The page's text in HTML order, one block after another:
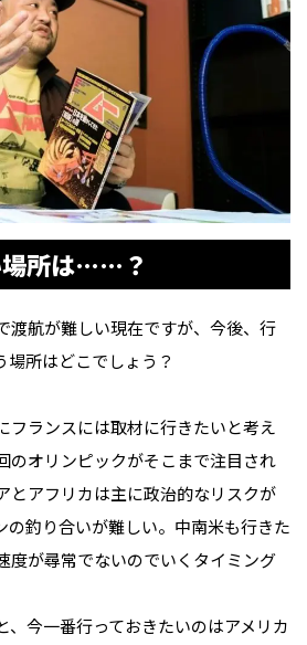
場所は……？
渡航が難しい現在ですが、今後、行
場所はどこでしょう？
フランスには取材に行きたいと考え
のオリンピックがそこまで注目され
アフリカは主に政治的なリスクが
の釣り合いが難しい。中南米も行きた
度が尋常でないのでいくタイミング
、今一番行っておきたいのはアメリカ